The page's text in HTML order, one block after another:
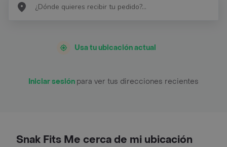
Usa tu ubicación actual
Iniciar sesión para ver tus direcciones recientes
Snak Fits Me cerca de mi ubicación